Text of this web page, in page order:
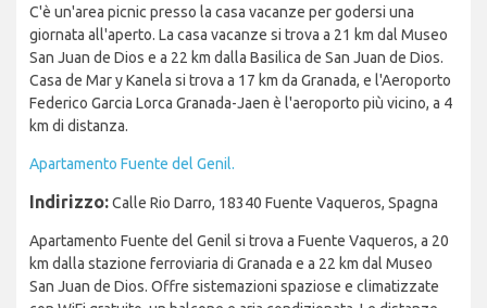
C'è un'area picnic presso la casa vacanze per godersi una
giornata all'aperto. La casa vacanze si trova a 21 km dal Museo
San Juan de Dios e a 22 km dalla Basilica de San Juan de Dios.
Casa de Mar y Kanela si trova a 17 km da Granada, e l'Aeroporto
Federico Garcia Lorca Granada-Jaen è l'aeroporto più vicino, a 4
km di distanza.
Apartamento Fuente del Genil.
Indirizzo:Calle Rio Darro, 18340 Fuente Vaqueros, Spagna
Apartamento Fuente del Genil si trova a Fuente Vaqueros, a 20
km dalla stazione ferroviaria di Granada e a 22 km dal Museo
San Juan de Dios. Offre sistemazioni spaziose e climatizzate